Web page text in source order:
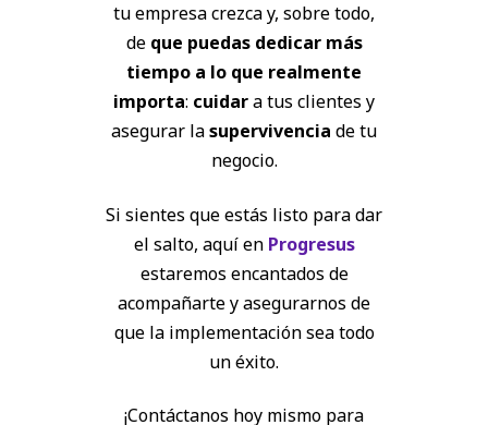
tu empresa crezca y, sobre todo,
de que puedas dedicar más
tiempo a lo que realmente
importa: cuidara tus clientes y
asegurar lasupervivencia de tu
negocio.
Si sientes que estás listo para dar
el salto, aquí en Progresus
estaremos encantados de
acompañarte y asegurarnos de
que la implementación sea todo
un éxito.
¡Contáctanos hoy mismo para